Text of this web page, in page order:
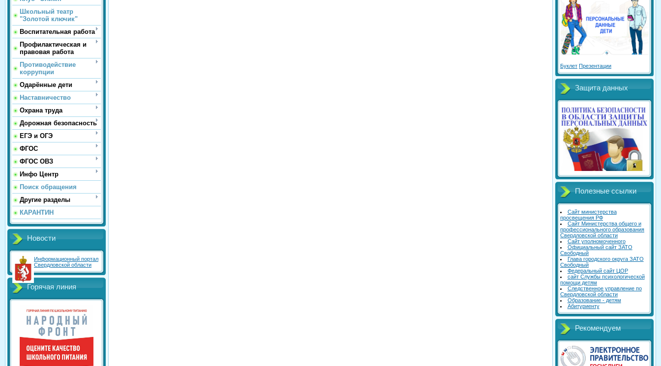
Школьный театр
"Золотой ключик"
Воспитательная работа
Профилактическая и
правовая работа
Противодействие
коррупции
Одарённые дети
Наставничество
Охрана труда
Дорожная безопасность
ЕГЭ и ОГЭ
ФГОС
ФГОС ОВЗ
Инфо Центр
Поиск обращения
Другие разделы
КАРАНТИН
Новости
Информационный портал
Свердловской области
Горячая линия
Буклет Презентации
Защита данных
Полезные ссылки
Сайт министерства
просвещения РФ
Сайт Министерства общего и
профессионального образования
Свердловской области
Сайт уполномоченного
Официальный сайт ЗАТО
Свободный
Глава городского округа ЗАТО
Свободный
Федеральный сайт ЦОР
сайт Службы психологической
помощи детям
Следственное управление по
Свердловской области
Образование - детям
Абитуриенту
Рекомендуем